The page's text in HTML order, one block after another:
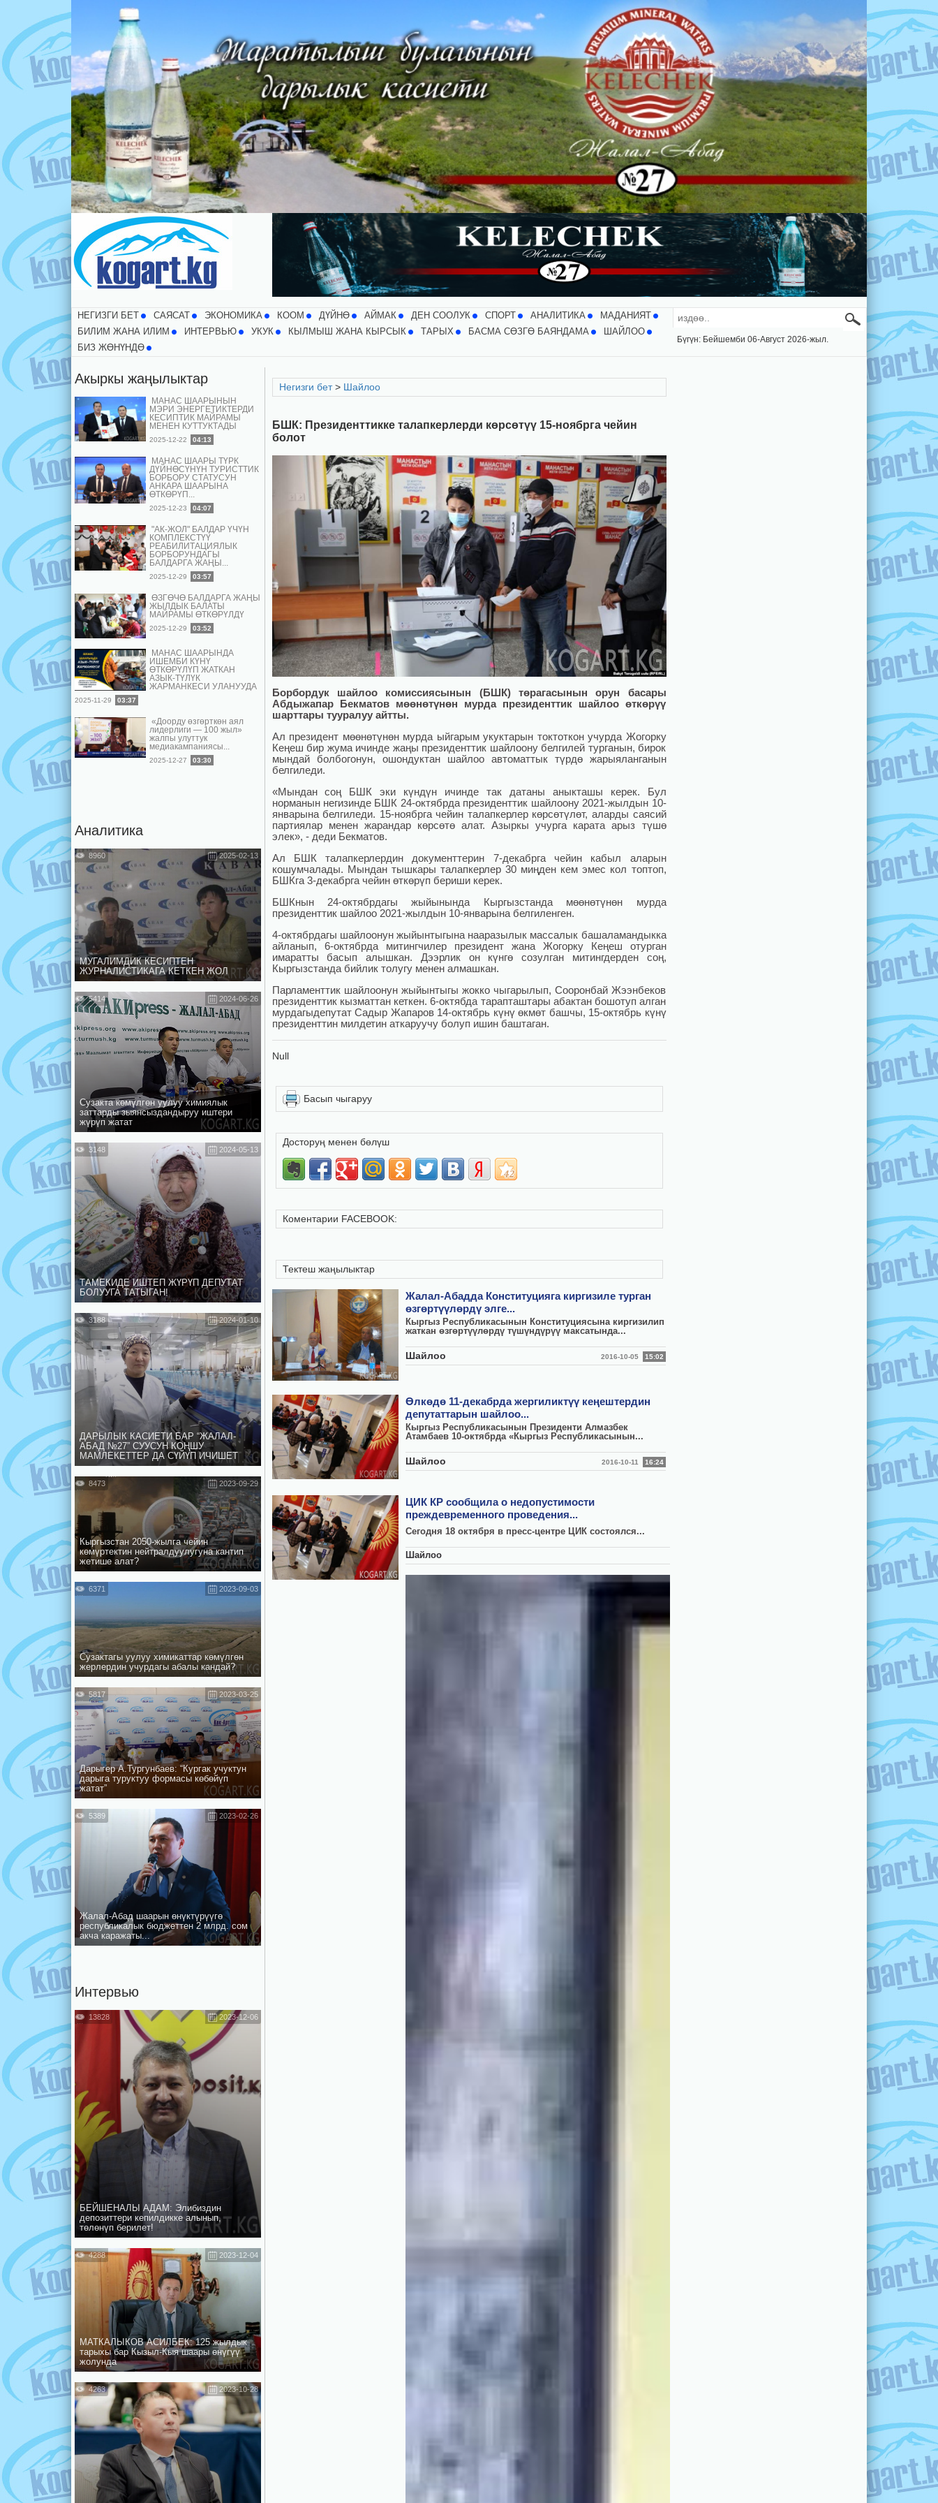
НЕГИЗГИ БЕТ CАЯСАТ ЭКОНОМИКА КООМ ДҮЙНӨ АЙМАК ДЕН СООЛУК СПОРТ АНАЛИТИКА
МАДАНИЯТ
БИЛИМ ЖАНА ИЛИМ
ИНТЕРВЬЮ УКУК КЫЛМЫШ ЖАНА КЫРСЫК ТАРЫХ БАСМА СӨЗГӨ БАЯНДАМА
ШАЙЛОО
БИЗ ЖӨНҮНДӨ
Бүгүн: Бейшемби 06-Август 2026-жыл.
Акыркы жаңылыктар
МАНАС ШААРЫНЫН
МЭРИ ЭНЕРГЕТИКТЕРДИ
КЕСИПТИК МАЙРАМЫ
МЕНЕН КУТТУКТАДЫ
2025-12-22 04:13
МАНАС ШААРЫ ТҮРК
ДҮЙНӨСҮНҮН ТУРИСТТИК
БОРБОРУ СТАТУСУН
АНКАРА ШААРЫНА
ӨТКӨРҮП...
2025-12-23 04:07
"АК-ЖОЛ" БАЛДАР ҮЧҮН
КОМПЛЕКСТҮҮ
РЕАБИЛИТАЦИЯЛЫК
БОРБОРУНДАГЫ
БАЛДАРГА ЖАҢЫ...
2025-12-29 03:57
ӨЗГӨЧӨ БАЛДАРГА ЖАҢЫ
ЖЫЛДЫК БАЛАТЫ
МАЙРАМЫ ӨТКӨРҮЛДҮ
2025-12-29 03:52
МАНАС ШААРЫНДА
ИШЕМБИ КҮНҮ
ӨТКӨРҮЛҮП ЖАТКАН
АЗЫК-ТҮЛҮК
ЖАРМАНКЕСИ УЛАНУУДА
2025-11-29 03:37
«Доорду өзгөрткөн аял
лидерлиги — 100 жыл»
жалпы улуттук
медиакампаниясы...
2025-12-27 03:30
Аналитика
2025-02-13
8960
МУГАЛИМДИК КЕСИПТЕН
ЖУРНАЛИСТИКАГА КЕТКЕН ЖОЛ
2024-06-26
5414
Сузакта көмүлгөн уулуу химиялык
заттарды зыянсыздандыруу иштери
жүрүп жатат
2024-05-13
3148
ТАМЕКИДЕ ИШТЕП ЖҮРҮП ДЕПУТАТ
БОЛУУГА ТАТЫГАН!
2024-01-10
3188
ДАРЫЛЫК КАСИЕТИ БАР “ЖАЛАЛ-
АБАД №27” СУУСУН КОҢШУ
МАМЛЕКЕТТЕР ДА СҮЙҮП ИЧИШЕТ
2023-09-29
8473
Кыргызстан 2050-жылга чейин
көмүртектин нейтралдуулугуна кантип
жетише алат?
2023-09-03
6371
Сузактагы уулуу химикаттар көмүлгөн
жерлердин учурдагы абалы кандай?
2023-03-25
5817
Дарыгер А.Тургунбаев: “Кургак учуктун
дарыга туруктуу формасы көбөйүп
жатат”
2023-02-26
5389
Жалал-Абад шаарын ѳнүктүрүүгѳ
республикалык бюджеттен 2 млрд. сом
акча каражаты...
Интервью
2023-12-06
13828
БЕЙШЕНАЛЫ АДАМ: Элибиздин
депозиттери кепилдикке алынып,
төлөнүп берилет!
2023-12-04
4288
МАТКАЛЫКОВ АСИЛБЕК: 125 жылдык
тарыхы бар Кызыл-Кыя шаары өнүгүү
жолунда
2023-10-28
4263
Негизги бет> Шайлоо
БШК: Президенттикке талапкерлерди көрсөтүү 15-ноябрга чейин
болот
Борбордук шайлоо комиссиясынын (БШК) төрагасынын орун басары
Абдыжапар Бекматов мөөнөтүнөн мурда президенттик шайлоо өткөрүү
шарттары тууралуу айтты.
Ал президент мөөнөтүнөн мурда ыйгарым укуктарын токтоткон учурда Жогорку
Кеңеш бир жума ичинде жаңы президенттик шайлоону белгилей турганын, бирок
мындай болбогонун, ошондуктан шайлоо автоматтык түрдө жарыяланганын
белгиледи.
«Мындан соң БШК эки күндүн ичинде так датаны аныкташы керек. Бул
норманын негизинде БШК 24-октябрда президенттик шайлоону 2021-жылдын 10-
январына белгиледи. 15-ноябрга чейин талапкерлер көрсөтүлөт, аларды саясий
партиялар менен жарандар көрсөтө алат. Азыркы учурга карата арыз түшө
элек», - деди Бекматов.
Ал БШК талапкерлердин документтерин 7-декабрга чейин кабыл аларын
кошумчалады. Мындан тышкары талапкерлер 30 миңден кем эмес кол топтоп,
БШКга 3-декабрга чейин өткөрүп бериши керек.
БШКнын 24-октябрдагы жыйынында Кыргызстанда мөөнөтүнөн мурда
президенттик шайлоо 2021-жылдын 10-январына белгиленген.
4-октябрдагы шайлоонун жыйынтыгына нааразылык массалык башаламандыкка
айланып, 6-октябрда митингчилер президент жана Жогорку Кеңеш отурган
имаратты басып алышкан. Дээрлик он күнгө созулган митингдерден соң,
Кыргызстанда бийлик толугу менен алмашкан.
Парламенттик шайлоонун жыйынтыгы жокко чыгарылып, Сооронбай Жээнбеков
президенттик кызматтан кеткен. 6-октябда тарапташтары абактан бошотуп алган
мурдагыдепутат Садыр Жапаров 14-октябрь күнү өкмөт башчы, 15-октябрь күнү
президенттин милдетин аткаруучу болуп ишин баштаган.
Null
Басып чыгаруу
Досторуң менен бөлүш
Коментарии FACEBOOK:
Тектеш жаңылыктар
Жалал-Абадда Конституцияга киргизиле турган
өзгөртүүлөрдү элге...
Кыргыз Республикасынын Конституциясына киргизилип
жаткан өзгөртүүлөрдү түшүндүрүү максатында...
Шайлоо 2016-10-05 15:02
Өлкөдө 11-декабрда жергиликтүү кеңештердин
депутаттарын шайлоо...
Кыргыз Республикасынын Президенти Алмазбек
Атамбаев 10-октябрда «Кыргыз Республикасынын...
Шайлоо 2016-10-11 16:24
ЦИК КР сообщила о недопустимости
преждевременного проведения...
Сегодня 18 октября в пресс-центре ЦИК состоялся...
Шайлоо